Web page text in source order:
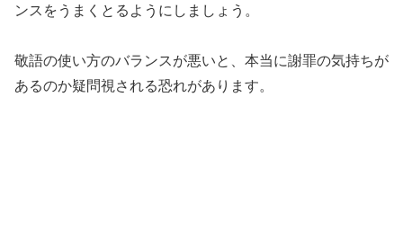
ンスをうまくとるようにしましょう。
敬語の使い方のバランスが悪いと、本当に謝罪の気持ちが
あるのか疑問視される恐れがあります。